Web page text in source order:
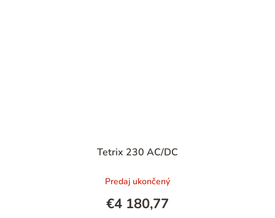
Tetrix 230 AC/DC
Predaj ukončený
€4 180,77